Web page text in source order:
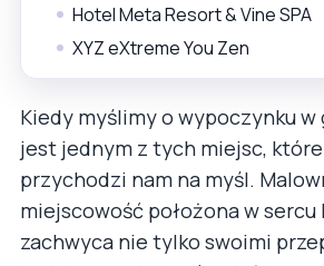
Hotel Meta Resort & Vine SPA
XYZ eXtreme You Zen
Kiedy myślimy o wypoczynku w
jest jednym z tych miejsc,
przychodzi nam na myśl.
miejscowość położona w sercu
zachwyca nie tylko swoimi